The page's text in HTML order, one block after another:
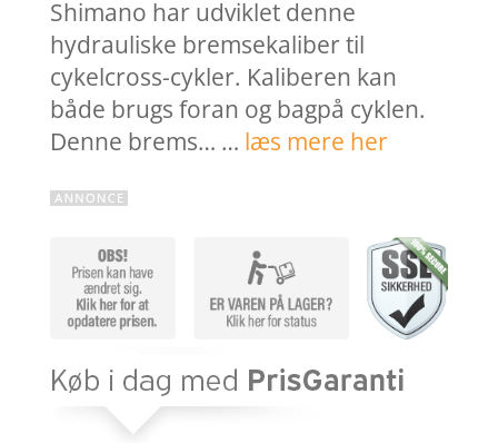
Shimano har udviklet denne
hydrauliske bremsekaliber til
cykelcross-cykler. Kaliberen kan
både brugs foran og bagpå cyklen.
Denne brems… … læs mere her